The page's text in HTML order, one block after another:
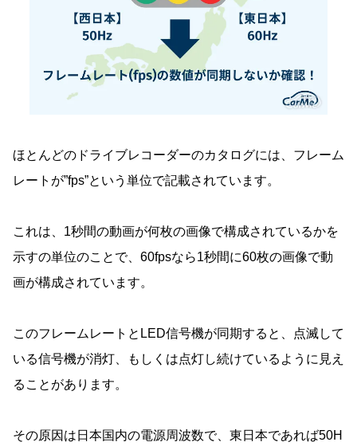
ほとんどのドライブレコーダーのカタログには、フレーム
レートが”fps”という単位で記載されています。
これは、1秒間の動画が何枚の画像で構成されているかを
示すの単位のことで、60fpsなら1秒間に60枚の画像で動
画が構成されています。
このフレームレートとLED信号機が同期すると、点滅して
いる信号機が消灯、もしくは点灯し続けているように見え
ることがあります。
その原因は日本国内の電源周波数で、東日本であれば50H